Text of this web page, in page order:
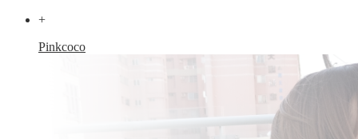
+
Pinkcoco